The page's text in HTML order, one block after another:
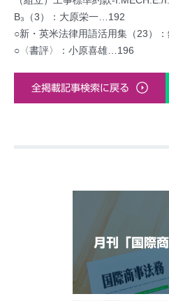
B₃（3）：大原栄一…192
○新・英米法律用語活用集（23）
○〈書評〉：小原喜雄…196
全掲載記事検索に戻る
月刊「国際商